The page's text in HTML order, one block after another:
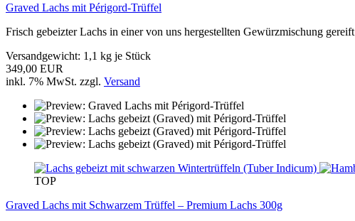
Graved Lachs mit Périgord-Trüffel
Frisch gebeizter Lachs in einer von uns hergestellten Gewürzmischung gereift
Versandgewicht: 1,1 kg je Stück
349,00 EUR
inkl. 7% MwSt. zzgl. Versand
TOP
Graved Lachs mit Schwarzem Trüffel – Premium Lachs 300g